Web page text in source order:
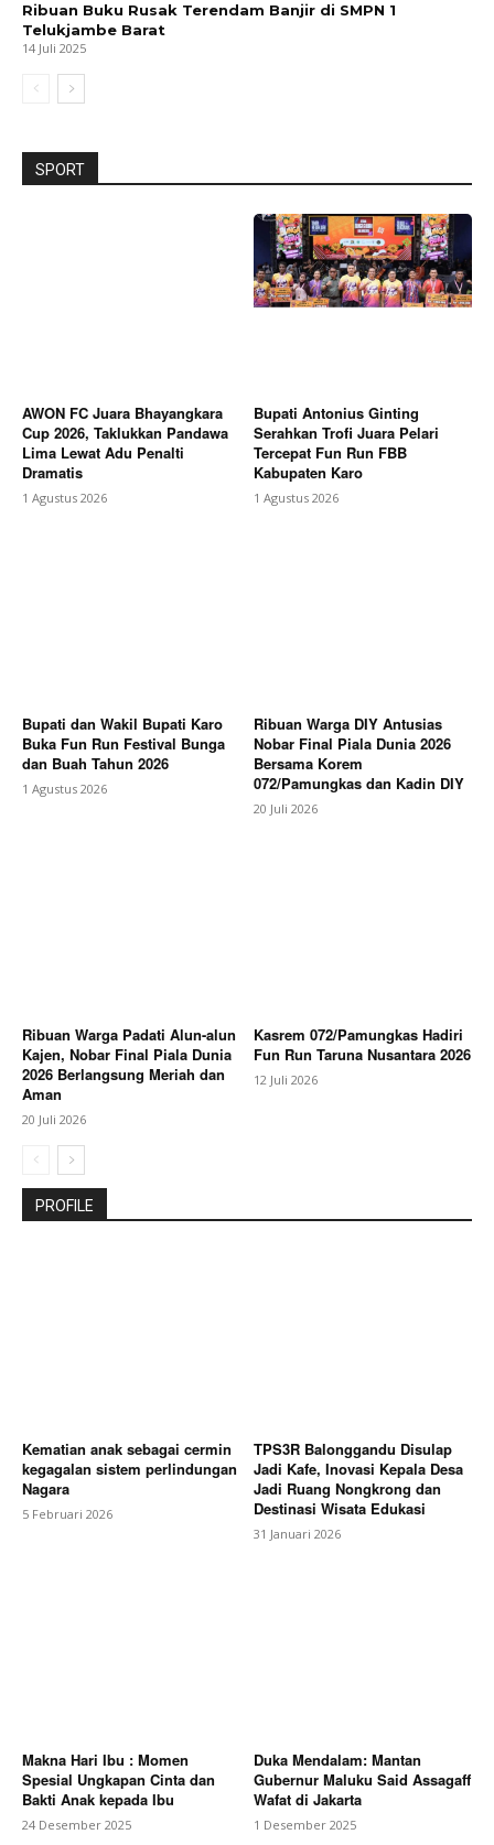
Ribuan Buku Rusak Terendam Banjir di SMPN 1
Telukjambe Barat
14 Juli 2025
SPORT
AWON FC Juara Bhayangkara
Cup 2026, Taklukkan Pandawa
Lima Lewat Adu Penalti
Dramatis
1 Agustus 2026
Bupati Antonius Ginting
Serahkan Trofi Juara Pelari
Tercepat Fun Run FBB
Kabupaten Karo
1 Agustus 2026
Bupati dan Wakil Bupati Karo
Buka Fun Run Festival Bunga
dan Buah Tahun 2026
1 Agustus 2026
Ribuan Warga DIY Antusias
Nobar Final Piala Dunia 2026
Bersama Korem
072/Pamungkas dan Kadin DIY
20 Juli 2026
Ribuan Warga Padati Alun-alun
Kajen, Nobar Final Piala Dunia
2026 Berlangsung Meriah dan
Aman
20 Juli 2026
Kasrem 072/Pamungkas Hadiri
Fun Run Taruna Nusantara 2026
12 Juli 2026
PROFILE
Kematian anak sebagai cermin
kegagalan sistem perlindungan
Nagara
5 Februari 2026
TPS3R Balonggandu Disulap
Jadi Kafe, Inovasi Kepala Desa
Jadi Ruang Nongkrong dan
Destinasi Wisata Edukasi
31 Januari 2026
Makna Hari Ibu : Momen
Spesial Ungkapan Cinta dan
Bakti Anak kepada Ibu
24 Desember 2025
Duka Mendalam: Mantan
Gubernur Maluku Said Assagaff
Wafat di Jakarta
1 Desember 2025